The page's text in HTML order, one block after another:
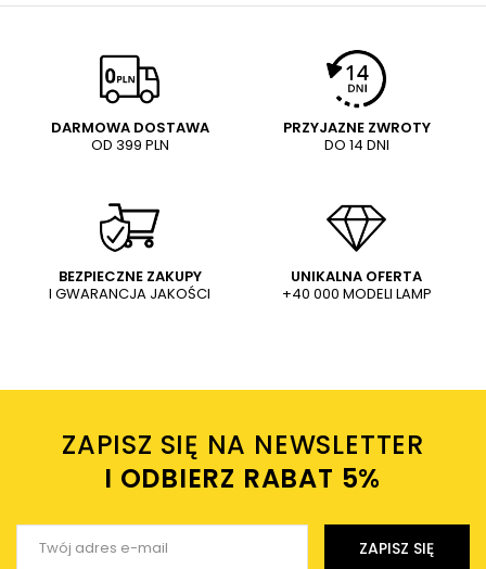
E-mail
Pytanie 5/5
Treść twojej opinii
Dodaj własne zdjęcie produktu:
Twoje imię
Twój email
DARMOWA DOSTAWA
OD 399 PLN
PRZYJAZNE ZWROTY
DO 14 DNI
BEZPIECZNE ZAKUPY
I GWARANCJA JAKOŚCI
UNIKALNA OFERTA
+40 000 MODELI LAMP
ZAPISZ SIĘ NA NEWSLETTER
I ODBIERZ RABAT 5%ㅤ
ZAPISZ SIĘ